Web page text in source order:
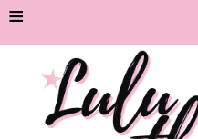
≡